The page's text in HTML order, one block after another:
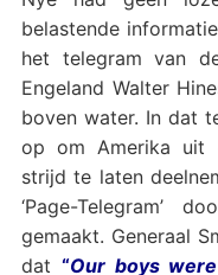
belastende
het telegram van
Engeland Walter
boven water. In dat
op om Amerika uit
strijd te laten
‘Page-Telegram’
gemaakt. Generaal
dat “Our boys